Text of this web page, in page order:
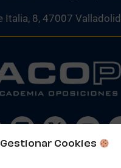
Gestionar Cookies
Italia, 8, 47007 Valladolid